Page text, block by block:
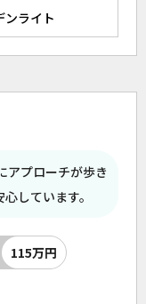
ンライト
アプローチが歩き
しています。
115万円